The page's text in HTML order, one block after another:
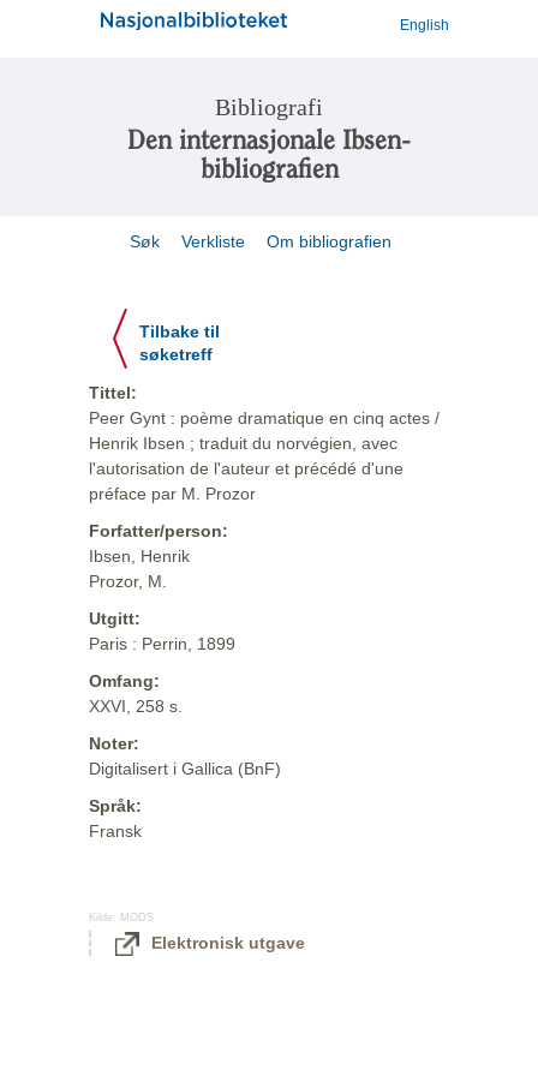
English
Bibliografi
Den internasjonale Ibsen-
bibliografien
Søk Verkliste Om bibliografien
Tilbake til
søketreff
Tittel:
Peer Gynt : poème dramatique en cinq actes /
Henrik Ibsen ; traduit du norvégien, avec
l'autorisation de l'auteur et précédé d'une
préface par M. Prozor
Forfatter/person:
Ibsen, Henrik
Prozor, M.
Utgitt:
Paris : Perrin, 1899
Omfang:
XXVI, 258 s.
Noter:
Digitalisert i Gallica (BnF)
Språk:
Fransk
Kilde: MODS
Elektronisk utgave